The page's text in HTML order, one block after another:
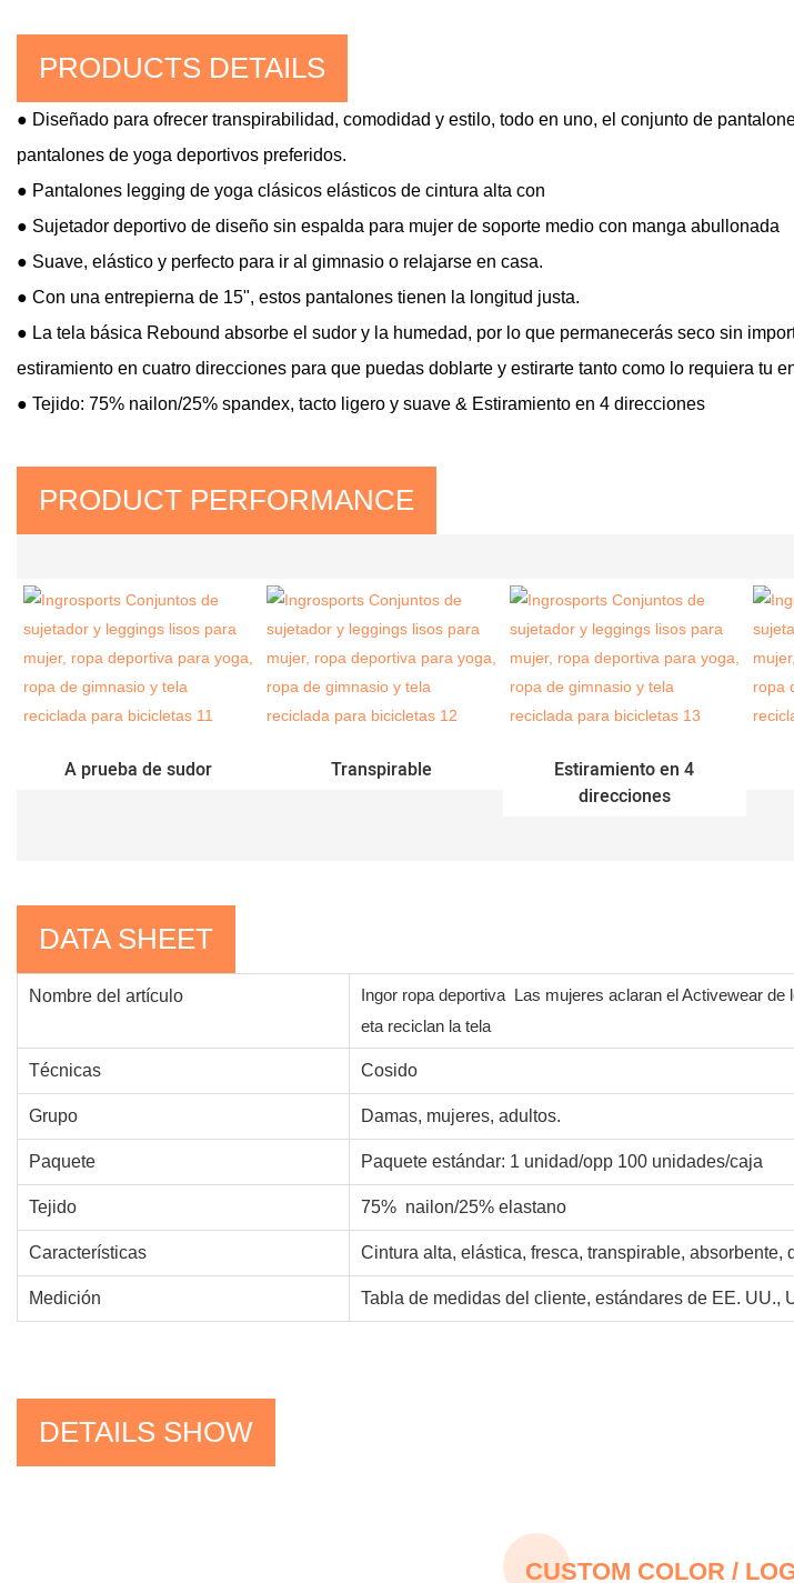
PRODUCTS DETAILS
● Diseñado para ofrecer transpirabilidad, comodidad y estilo, todo en uno, el conjunto de
pantalones de yoga deportivos preferidos.
● Pantalones legging de yoga clásicos elásticos de cintura alta con
● Sujetador deportivo de diseño sin espalda para mujer de soporte medio con manga abullonada
● Suave, elástico y perfecto para ir al gimnasio o relajarse en casa.
● Con una entrepierna de 15", estos pantalones tienen la longitud justa.
● La tela básica Rebound absorbe el sudor y la humedad, por lo que permanecerás seco sin
estiramiento en cuatro direcciones para que puedas doblarte y estirarte tanto como lo requiera tu
● Tejido: 75% nailon/25% spandex, tacto ligero y suave & Estiramiento en 4 direcciones
PRODUCT PERFORMANCE
A prueba de sudor Transpirable
Estiramiento en 4
direcciones
DATA SHEET
Nombre del artículo Ingor ropa deportiva Las mujeres aclaran el Activewear
eta reciclan la tela
Técnicas Cosido
Grupo Damas, mujeres, adultos.
Paquete Paquete estándar: 1 unidad/opp 100 unidades/caja
Tejido 75% nailon/25% elastano
Características Cintura alta, elástica, fresca, transpirable,
Medición Tabla de medidas del cliente, estándares de EE. UU.,
DETAILS SHOW
CUSTOM COLOR /